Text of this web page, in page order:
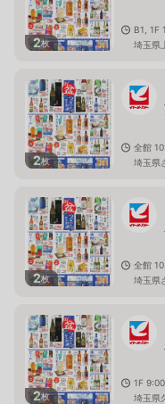
2枚
B1, 1F
埼玉県
2枚
全館
埼玉県
2枚
全館
埼玉県
2枚
1F
埼玉県